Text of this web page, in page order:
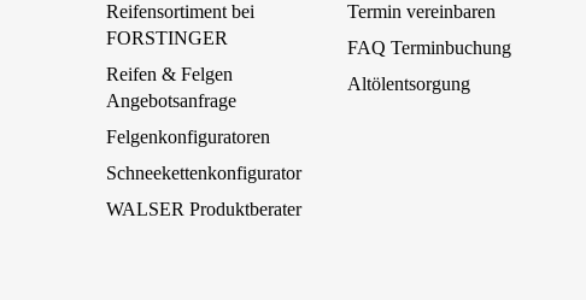
Reifensortiment bei
FORSTINGER
Reifen & Felgen
Angebotsanfrage
Felgenkonfiguratoren
Schneekettenkonfigurator
WALSER Produktberater
Termin vereinbaren
FAQ Terminbuchung
Altölentsorgung